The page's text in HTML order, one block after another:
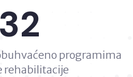
programima
rehabilitacije